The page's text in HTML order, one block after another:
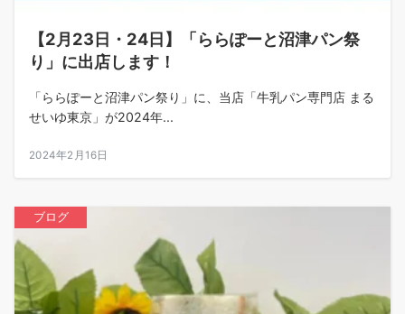
【2月23日・24日】「ららぽーと沼津パン祭
り」に出店します！
「ららぽーと沼津パン祭り」に、当店「牛乳パン専門店 まる
せいゆ東京」が2024年...
2024年2月16日
ブログ